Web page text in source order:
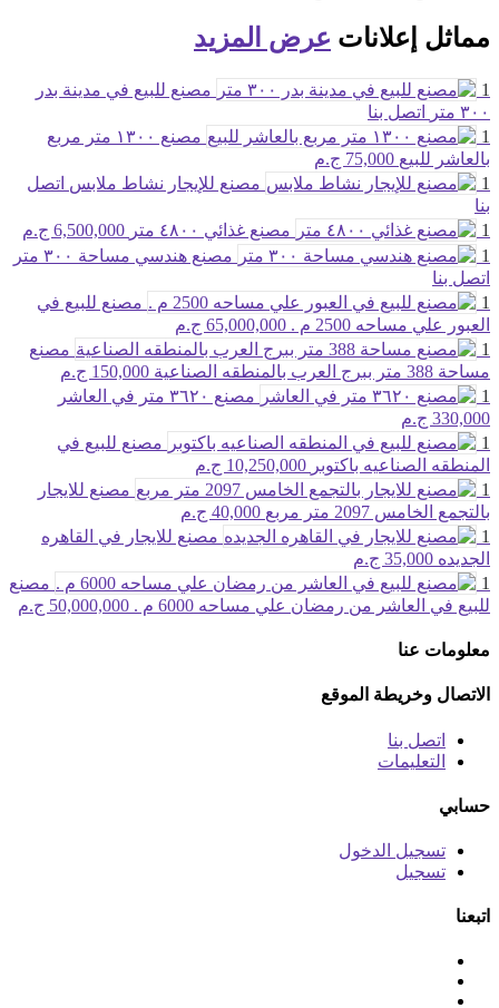
مماثل إعلانات عرض المزيد
1
مصنع للبيع في مدينة بدر
٣٠٠ متر
اتصل بنا
1
مصنع ١٣٠٠ متر مربع
بالعاشر للبيع 75,000 ج.م
1
مصنع للإيجار نشاط ملابس اتصل
بنا
1
مصنع غذائي ٤٨٠٠ متر
6,500,000 ج.م
1
مصنع هندسي مساحة ٣٠٠ متر
اتصل بنا
1
مصنع للبيع في
العبور علي مساحه 2500 م .
65,000,000 ج.م
1
مصنع
مساحة 388 متر ببرج العرب بالمنطقه الصناعية
150,000 ج.م
1
مصنع ٣٦٢٠ متر في العاشر
330,000 ج.م
1
مصنع للبيع في
المنطقه الصناعيه باكتوبر 10,250,000 ج.م
1
مصنع للايجار
بالتجمع الخامس 2097 متر مربع
40,000 ج.م
1
مصنع للايجار في القاهره
الجديده 35,000 ج.م
1
مصنع
للبيع في العاشر من رمضان علي مساحه 6000 م .
50,000,000 ج.م
معلومات عنا
الاتصال وخريطة الموقع
اتصل بنا
التعليمات
حسابي
تسجيل الدخول
تسجيل
اتبعنا